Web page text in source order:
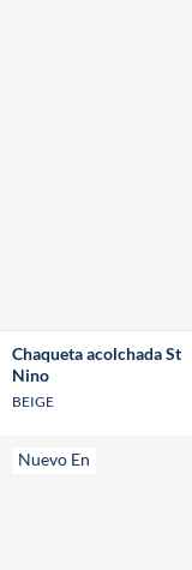
Chaqueta acolchada St
Nino
BEIGE
Nuevo En